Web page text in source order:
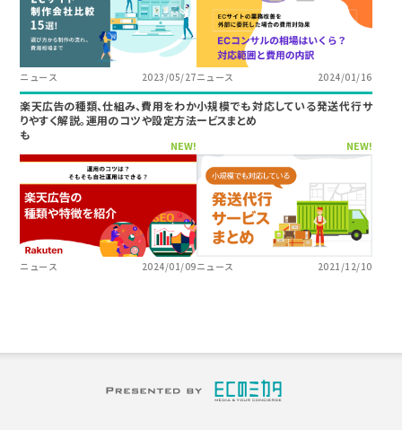
ニュース 2023/05/27ニュース 2024/01/16
楽天広告の種類、仕組み、費用をわか
りやすく解説。運用のコツや設定方法
も
NEW!
ニュース 2024/01/09
小規模でも対応している発送代行サ
ービスまとめ
NEW!
ニュース 2021/12/10